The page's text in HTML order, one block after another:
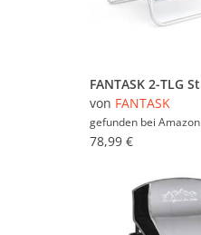
von FANTASK
gefunden bei Amazon
78,99 €